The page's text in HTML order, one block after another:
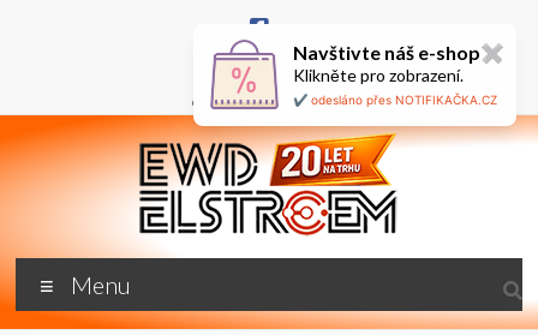
+420 777 687 800
ewd@ewdel.cz
🇬🇧
Menu
Navštivte náš e-shop✖
Klikněte pro zobrazení.
✔️ odesláno přes NOTIFIKAČKA.CZ